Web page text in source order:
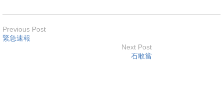
Previous Post
緊急速報
Next Post
石敢當